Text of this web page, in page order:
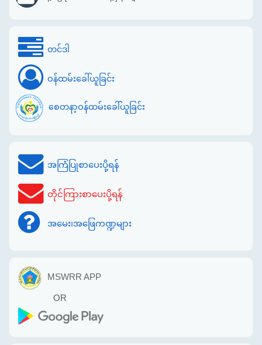
တင်ဒါ
ဝန်ထမ်းခေါ်ယူခြင်း
စေတနာ့ဝန်ထမ်းခေါ်ယူခြင်း
အကြံပြုစာပေးပို့ရန်
တိုင်ကြားစာပေးပို့ရန်
အမေး၊အဖြေကဏ္ဍများ
MSWRR APP
OR